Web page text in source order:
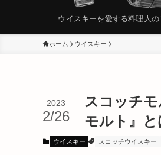
ウイスキーを愛する料理人の
ホーム ウイスキー
スコッチ
モルト』と
2023
2/26
ウイスキー スコッチウイスキー